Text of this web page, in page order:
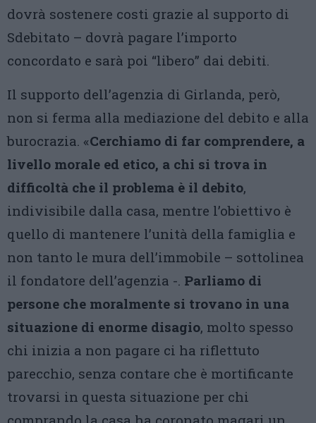
dovrà sostenere costi grazie al supporto di
Sdebitato – dovrà pagare l’importo
concordato e sarà poi “libero” dai debiti.
Il supporto dell’agenzia di Girlanda, però,
non si ferma alla mediazione del debito e alla
burocrazia. «Cerchiamo di far comprendere, a
livello morale ed etico, a chi si trova in
difficoltà che il problema è il debito,
indivisibile dalla casa, mentre l’obiettivo è
quello di mantenere l’unità della famiglia e
non tanto le mura dell’immobile – sottolinea
il fondatore dell’agenzia -. Parliamo di
persone che moralmente si trovano in una
situazione di enorme disagio, molto spesso
chi inizia a non pagare ci ha riflettuto
parecchio, senza contare che è mortificante
trovarsi in questa situazione per chi